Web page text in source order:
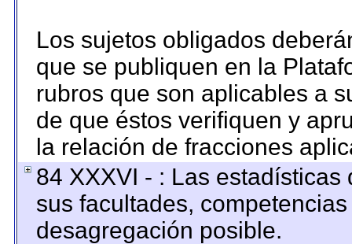
Los sujetos obligados
que se publiquen en la
rubros que son aplicables a
de que éstos verifiquen y
la relación de fracciones
84 XXXVI - : Las
sus facultades,
desagregación posible.